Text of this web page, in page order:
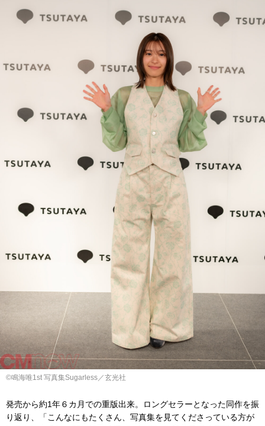
©︎鳴海唯1st 写真集Sugarless／玄光社
発売から約1年６カ月での重版出来。ロングセラーとなった同作を振
り返り、「こんなにもたくさん、写真集を見てくださっている方が